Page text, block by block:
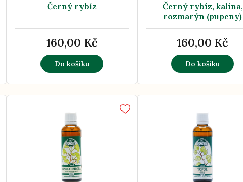
Černý rybíz
160,00 Kč
Do košíku
Černý rybíz, kalina,
rozmarýn (pupeny)
160,00 Kč
Do košíku